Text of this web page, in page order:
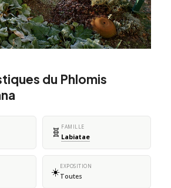
du Phlomis
🧬 FAMILLE
Labiatae
☀️EXPOSITION
Toutes